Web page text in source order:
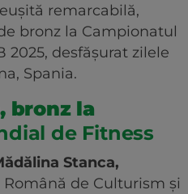
remarcabilă,
bronz la Campionatul
2025, desfășurat zilele
Spania.
bronz la
de Fitness
Stanca,
de Culturism și